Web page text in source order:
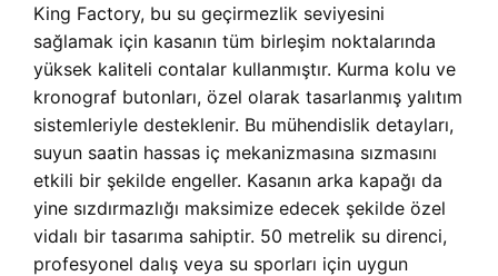
King Factory, bu su geçirmezlik seviyesini
sağlamak için kasanın tüm birleşim noktalarında
yüksek kaliteli contalar kullanmıştır. Kurma kolu ve
kronograf butonları, özel olarak tasarlanmış yalıtım
sistemleriyle desteklenir. Bu mühendislik detayları,
suyun saatin hassas iç mekanizmasına sızmasını
etkili bir şekilde engeller. Kasanın arka kapağı da
yine sızdırmazlığı maksimize edecek şekilde özel
vidalı bir tasarıma sahiptir. 50 metrelik su direnci,
profesyonel dalış veya su sporları için uygun